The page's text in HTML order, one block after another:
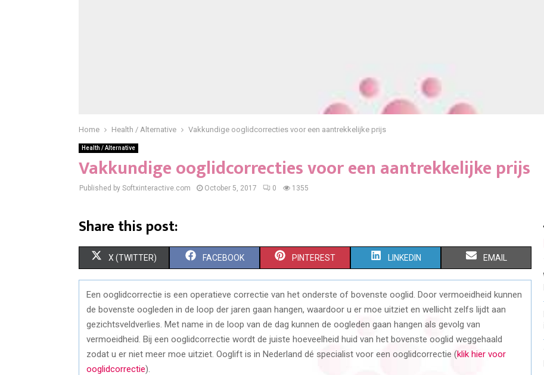
Home Health / Alternative Vakkundige ooglidcorrecties voor een aantrekkelijke prijs
Health / Alternative
Vakkundige ooglidcorrecties voor een aantrekkelijke prijs
Published by Softxinteractive.com October 5, 2017 0 1355
Share this post:
S
H
A
R
E
O
X (TWITTER) S
H
A
R
E
FACEBOOK S
H
A
R
E
PINTEREST S
H
A
R
E
LINKEDIN S
H
A
E
EMAIL
Een ooglidcorrectie is een operatieve correctie van het onderste of bovenste ooglid. Door vermoeidheid kunnen
de bovenste oogleden in de loop der jaren gaan hangen, waardoor u er moe uitziet en wellicht zelfs lijdt aan
gezichtsveldverlies. Met name in de loop van de dag kunnen de oogleden gaan hangen als gevolg van
vermoeidheid. Bij een ooglidcorrectie wordt de juiste hoeveelheid huid van het bovenste ooglid weggehaald
zodat u er niet meer moe uitziet. Ooglift is in Nederland dé specialist voor een ooglidcorrectie (klik hier voor
ooglidcorrectie).